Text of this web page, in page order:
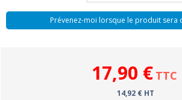
Prévenez-moi lorsque le produit sera
17,90 € TTC
14,92 € HT